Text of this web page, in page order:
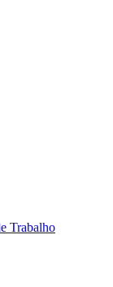
Trabalho